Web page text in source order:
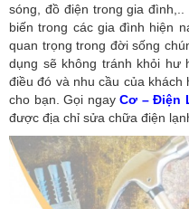
sóng, đồ điện trong gia
biến trong các gia đình hiện
quan trọng trong đời sống
dụng sẽ không tránh khỏi hư
điều đó và nhu cầu của
cho bạn. Gọi ngayCơ – Điện
được địa chỉ sửa chữa điện